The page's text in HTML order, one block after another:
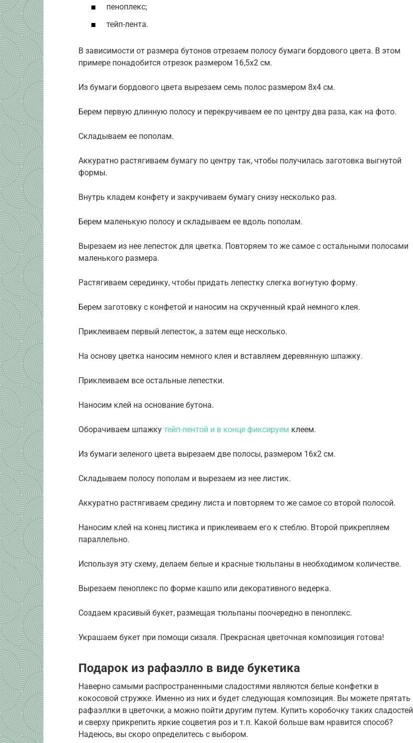
пеноплекс;
тейп-лента.
В зависимости от размера бутонов отрезаем полосу бумаги бордового цвета. В этом
примере понадобится отрезок размером 16,5х2 см.
Из бумаги бордового цвета вырезаем семь полос размером 8х4 см.
Берем первую длинную полосу и перекручиваем ее по центру два раза, как на фото.
Складываем ее пополам.
Аккуратно растягиваем бумагу по центру так, чтобы получилась заготовка выгнутой
формы.
Внутрь кладем конфету и закручиваем бумагу снизу несколько раз.
Берем маленькую полосу и складываем ее вдоль пополам.
Вырезаем из нее лепесток для цветка. Повторяем то же самое с остальными полосами
маленького размера.
Растягиваем серединку, чтобы придать лепестку слегка вогнутую форму.
Берем заготовку с конфетой и наносим на скрученный край немного клея.
Приклеиваем первый лепесток, а затем еще несколько.
На основу цветка наносим немного клея и вставляем деревянную шпажку.
Приклеиваем все остальные лепестки.
Наносим клей на основание бутона.
Оборачиваем шпажку тейп-лентой и в конце фиксируем клеем.
Из бумаги зеленого цвета вырезаем две полосы, размером 16х2 см.
Складываем полосу пополам и вырезаем из нее листик.
Аккуратно растягиваем средину листа и повторяем то же самое со второй полосой.
Наносим клей на конец листика и приклеиваем его к стеблю. Второй прикрепляем
параллельно.
Используя эту схему, делаем белые и красные тюльпаны в необходимом количестве.
Вырезаем пеноплекс по форме кашпо или декоративного ведерка.
Создаем красивый букет, размещая тюльпаны поочередно в пеноплекс.
Украшаем букет при помощи сизаля. Прекрасная цветочная композиция готова!
Подарок из рафаэлло в виде букетика
Наверно самыми распространенными сладостями являются белые конфетки в
кокосовой стружке. Именно из них и будет следующая композиция. Вы можете прятать
рафаэллки в цветочки, а можно пойти другим путем. Купить коробочку таких сладостей
и сверху прикрепить яркие соцветия роз и т.п. Какой больше вам нравится способ?
Надеюсь, вы скоро определитесь с выбором.